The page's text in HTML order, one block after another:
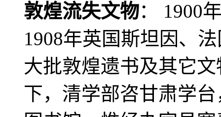
敦煌流失文物： 1900
1908年英国斯坦因、
大批敦煌遗书及其它
下，清学部咨甘肃学